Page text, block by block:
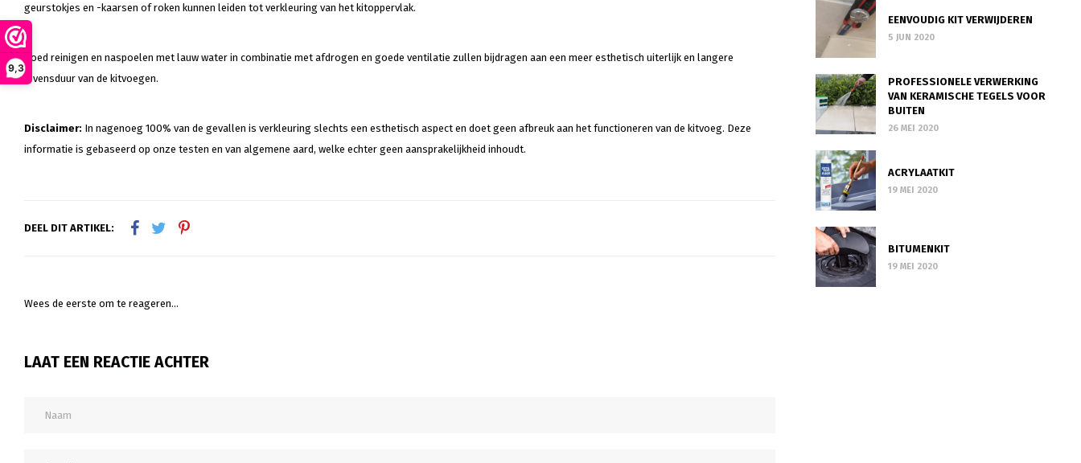
9,3
geurstokjes en -kaarsen of roken kunnen leiden tot verkleuring van het kitoppervlak.
Goed reinigen en naspoelen met lauw water in combinatie met afdrogen en goede ventilatie zullen bijdragen aan een meer esthetisch uiterlijk en langere
levensduur van de kitvoegen.
Disclaimer: In nagenoeg 100% van de gevallen is verkleuring slechts een esthetisch aspect en doet geen afbreuk aan het functioneren van de kitvoeg. Deze
informatie is gebaseerd op onze testen en van algemene aard, welke echter geen aansprakelijkheid inhoudt.
DEEL DIT ARTIKEL:
Wees de eerste om te reageren...
LAAT EEN REACTIE ACHTER
EENVOUDIG KIT VERWIJDEREN
5 JUN 2020
PROFESSIONELE VERWERKING
VAN KERAMISCHE TEGELS VOOR
BUITEN
26 MEI 2020
ACRYLAATKIT
19 MEI 2020
BITUMENKIT
19 MEI 2020